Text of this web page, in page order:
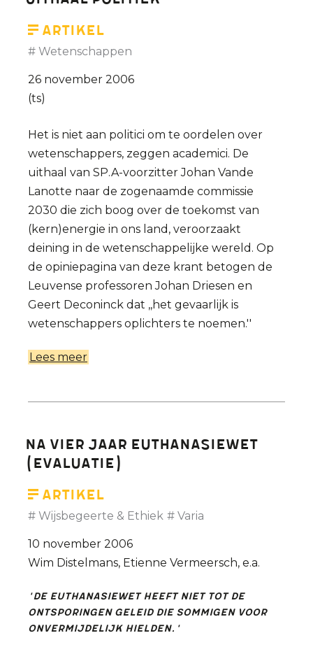
Artikel
Wetenschappen
26 november 2006
(ts)
Het is niet aan politici om te oordelen over
wetenschappers, zeggen academici. De
uithaal van SP.A-voorzitter Johan Vande
Lanotte naar de zogenaamde commissie
2030 die zich boog over de toekomst van
(kern)energie in ons land, veroorzaakt
deining in de wetenschappelijke wereld. Op
de opiniepagina van deze krant betogen de
Leuvense professoren Johan Driesen en
Geert Deconinck dat ,,het gevaarlijk is
wetenschappers oplichters te noemen.''
Lees meer
politiek
Na vier jaar euthanasiewet
(evaluatie)
Artikel
Wijsbegeerte & Ethiek Varia
10 november 2006
Wim Distelmans, Etienne Vermeersch, e.a.
'De euthanasiewet heeft niet tot de
ontsporingen geleid die sommigen voor
onvermijdelijk hielden.'